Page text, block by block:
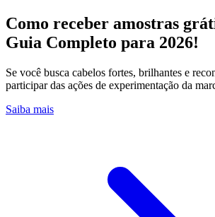
Como receber amostras
Guia Completo para 2026!
Se você busca cabelos fortes, brilhantes e
participar das ações de experimentação da
Saiba mais